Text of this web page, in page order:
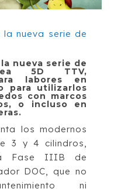
nueva serie de
5D TTV,
labores en
para utilizarlos
con marcos
o incluso en
los modernos
3 y 4 cilindros,
Fase IIIB de
DOC, que no
ni